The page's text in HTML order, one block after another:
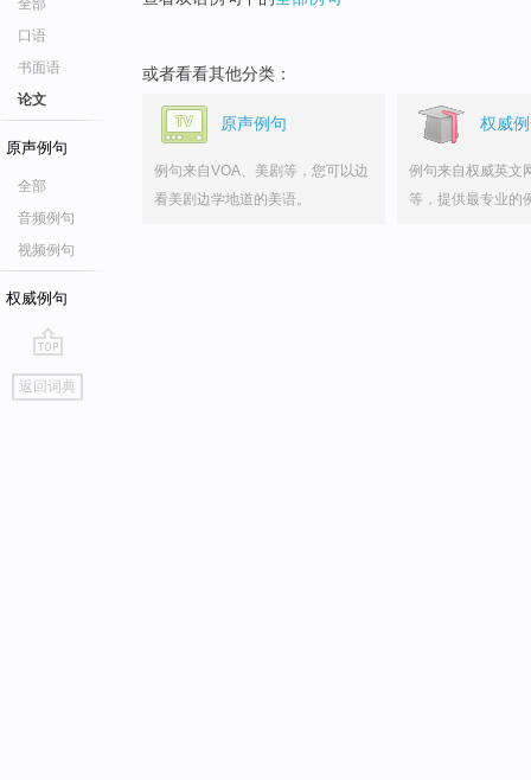
全部
口语
书面语
论文
原声例句
全部
音频例句
视频例句
权威例句
go
top
返回词典
或者看看其他分类：
原声例句
例句来自VOA、美剧等，您可以边
看美剧边学地道的美语。
权威
例句来自权威英文
等，提供最专业的